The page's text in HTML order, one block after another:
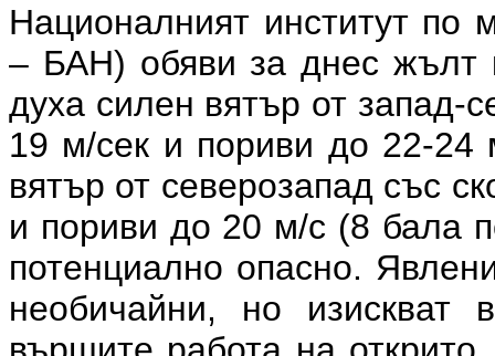
Националният институт по
– БАН) обяви за днес жълт
духа силен вятър от запад-
19 м/сек и пориви до 22-
вятър от северозапад със
и пориви до 20 м/с (8 бала
потенциално опасно.
необичайни, но изискват